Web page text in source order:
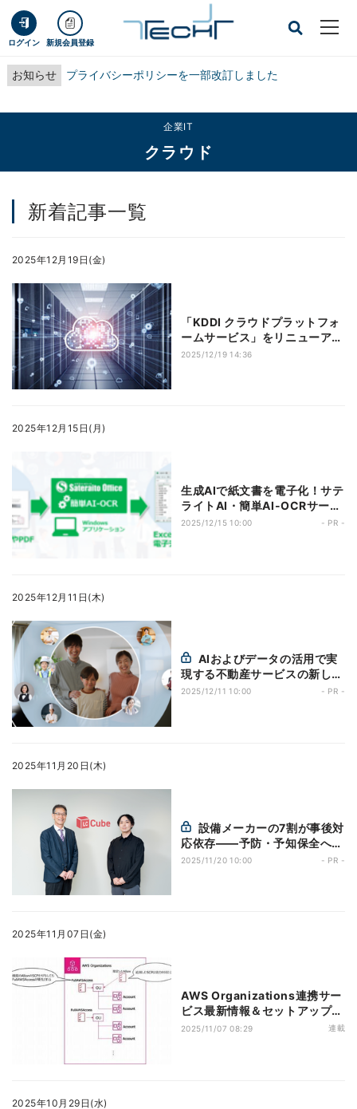
ログイン 新規会員登録
お知らせ プライバシーポリシーを一部改訂しました
企業IT
クラウド
新着記事一覧
2025年12月19日(金)
「KDDI クラウドプラットフォ
ームサービス」をリニューアル
し安定性・柔軟性を向上
2025/12/19 14:36
2025年12月15日(月)
生成AIで紙文書を電子化！サテ
ライトAI・簡単AI-OCRサービ
スが「期待を裏切らない」業務
2025/12/15 10:00 - PR -
2025年12月11日(木)
現する不動産サービスの新しい
形、その3つのユースケース
2025/12/11 10:00 - PR -
2025年11月20日(木)
応依存——予防・予知保全への
転換が急務に
2025/11/20 10:00 - PR -
2025年11月07日(金)
AWS Organizations連携サー
ビス最新情報＆セットアップの
コツ 第27回 使ってみてわかっ
2025/11/07 08:29 連載
2025年10月29日(水)